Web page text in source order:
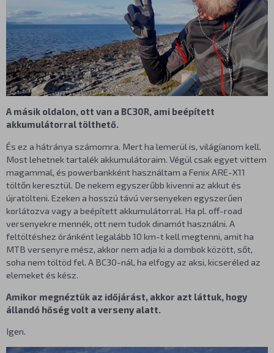
A másik oldalon, ott van a BC30R, ami beépített
akkumulátorral tölthető.
És ez a hátránya számomra. Mert ha lemerül is, világíanom kell.
Most lehetnek tartalék akkumulátoraim. Végül csak egyet vittem
magammal, és powerbankként használtam a Fenix ARE-X11
töltőn keresztül. De nekem egyszerűbb kivenni az akkut és
újratölteni. Ezeken a hosszú távú versenyeken egyszerűen
korlátozva vagy a beépített akkumulátorral. Ha pl. off-road
versenyekre mennék, ott nem tudok dinamót használni. A
feltöltéshez óránként legalább 10 km-t kell megtenni, amit ha
MTB versenyre mész, akkor nem adja ki a dombok között, sőt,
soha nem töltöd fel. A BC30-nál, ha elfogy az aksi, kicseréled az
elemeket és kész.
Amikor megnéztük az időjárást, akkor azt láttuk, hogy
állandó hőség volt a verseny alatt.
Igen.